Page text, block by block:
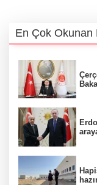
En Çok Okunan